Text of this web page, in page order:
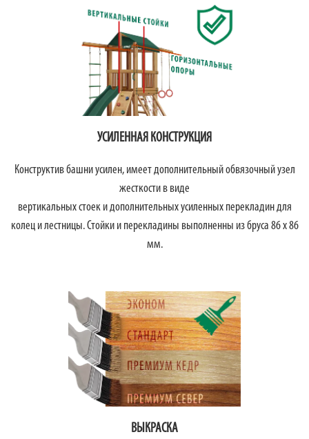
УСИЛЕННАЯ КОНСТРУКЦИЯ
Конструктив башни усилен, имеет дополнительный обвязочный узел
жесткости в виде
вертикальных стоек и дополнительных усиленных перекладин для
колец и лестницы. Стойки и перекладины выполненны из бруса 86 х 86
мм.
ВЫКРАСКА